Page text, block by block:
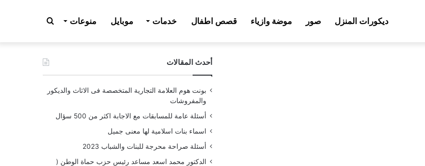
ديكورات المنزل صور موضة وازياء قصص اطفال خدمات موبايل منوعات بحث
عن أحدث المقالات
بونت هوم العلامة التجارية المتخصصة فى الاثاث والديكور
والمفروشات
أسئلة عامة للمسابقات مع الاجابة اكثر من 500 سؤال
اسماء بنات اسلامية لها معنى جميل
أسئلة صراحة محرجة للبنات والشباب 2023
الدكتور محمد اسعد مساعد رئيس حزب حماة الوطن (